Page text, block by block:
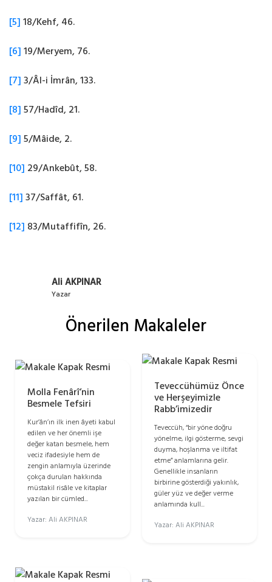
[5] 18/Kehf, 46.
[6] 19/Meryem, 76.
[7] 3/Âl-i İmrân, 133.
[8] 57/Hadîd, 21.
[9] 5/Mâide, 2.
[10] 29/Ankebût, 58.
[11] 37/Saffât, 61.
[12] 83/Mutaffifîn, 26.
Ali AKPINAR
Yazar
Önerilen Makaleler
Molla Fenârî’nin
Besmele Tefsiri
Kur’ân’ın ilk inen âyeti kabul
edilen ve her önemli işe
değer katan besmele, hem
veciz ifadesiyle hem de
zengin anlamıyla üzerinde
çokça durulan hakkında
müstakil risâle ve kitaplar
yazılan bir cümled...
Yazar: Ali AKPINAR
Teveccühümüz Önce
ve Herşeyimizle
Rabb’imizedir
Teveccüh, “bir yöne doğru
yönelme, ilgi gösterme, sevgi
duyma, hoşlanma ve iltifat
etme” anlamlarına gelir.
Genellikle insanların
birbirine gösterdiği yakınlık,
güler yüz ve değer verme
anlamında kull...
Yazar: Ali AKPINAR